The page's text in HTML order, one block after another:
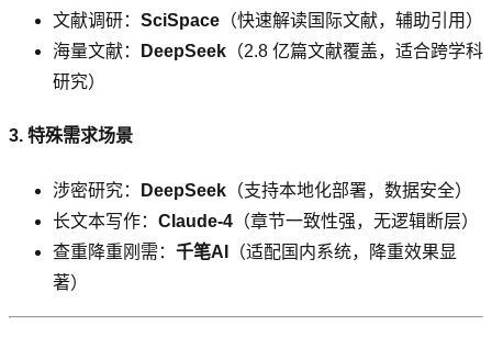
文献调研： SciSpace （快速解读国际文献，辅助引用）
海量文献：
DeepSeek （2.8 亿篇文献覆盖，适合跨学科
研究）
3. 特殊需求场景
涉密研究： DeepSeek （支持本地化部署，数据安全）
长文本写作： Claude-4 （章节一致性强，无逻辑断层）
查重降重刚需： 千笔AI
（适配国内系统，降重效果显
著）